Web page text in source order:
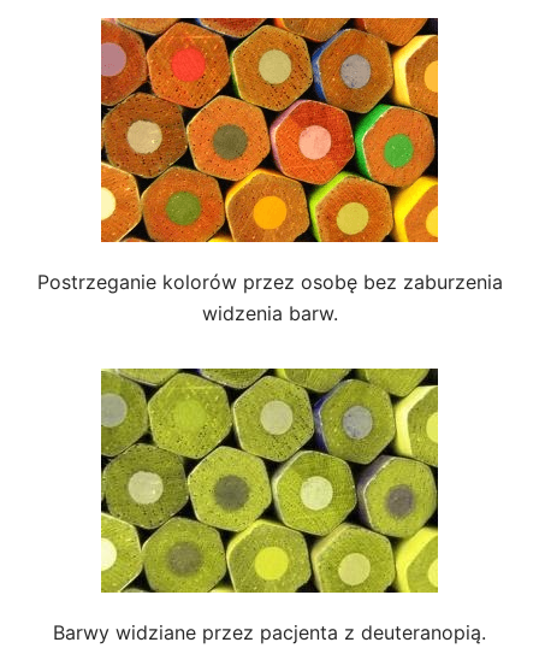
Postrzeganie kolorów przez osobę bez zaburzenia
widzenia barw.
Barwy widziane przez pacjenta z deuteranopią.